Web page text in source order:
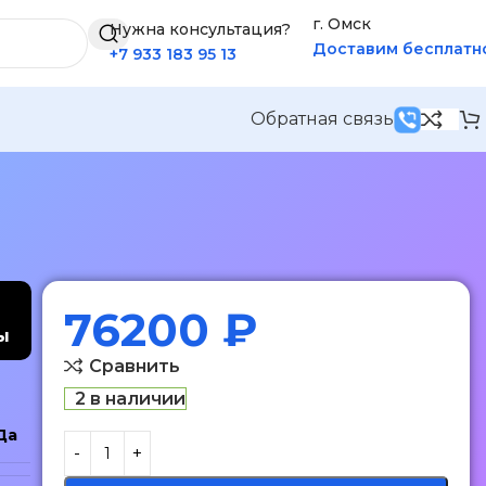
Нужна консультация?
+7 933 183 95 13
г. Омск
Доставим
Обратная связь
76200 ₽
Сравнить
2 в наличии